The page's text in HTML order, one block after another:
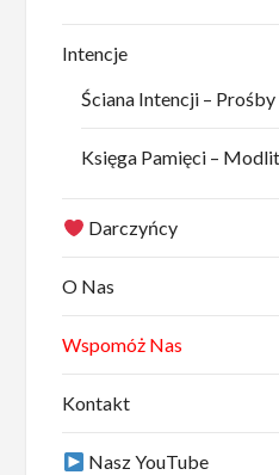
Intencje
Ściana Intencji –
Księga Pamięci –
Darczyńcy
O Nas
Wspomóż Nas
Kontakt
Nasz YouTube